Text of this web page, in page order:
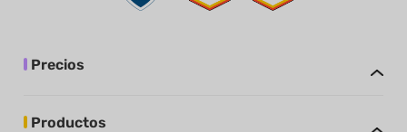
Precios
Productos